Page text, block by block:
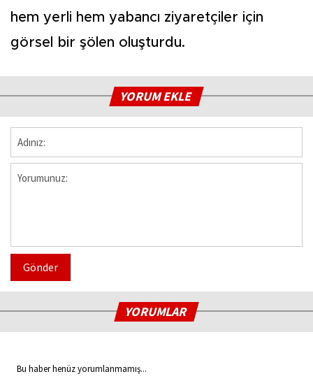
hem yerli hem yabancı ziyaretçiler için
görsel bir şölen oluşturdu.
YORUM EKLE
Gönder
YORUMLAR
Bu haber henüz yorumlanmamış...